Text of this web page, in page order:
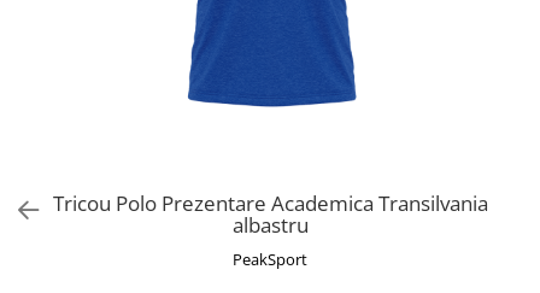
Tricou Polo Prezentare Academica Transilvania
albastru
PeakSport